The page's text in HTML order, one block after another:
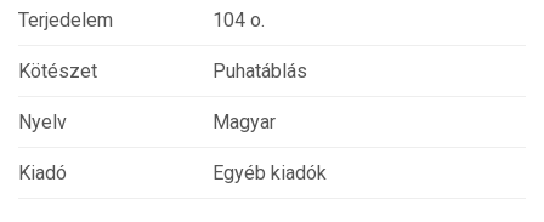
Terjedelem 104 o.
Kötészet Puhatáblás
Nyelv Magyar
Kiadó Egyéb kiadók